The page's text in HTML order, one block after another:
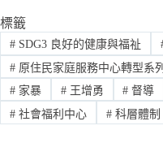
標籤
#SDG3 良好的健康與福祉
#原住民家庭服務中心轉型系列
#家暴 #王增勇 # 督導
#社會福利中心 #科層體制